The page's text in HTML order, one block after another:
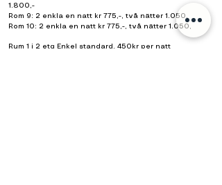
1.800,-
Rom 9: 2 enkla en natt kr 775,-, två nätter 1.050,
Rom 10: 2 enkla en natt kr 775,-, två nätter 1.050,
Rum 1 i 2 etg Enkel standard. 450kr per natt